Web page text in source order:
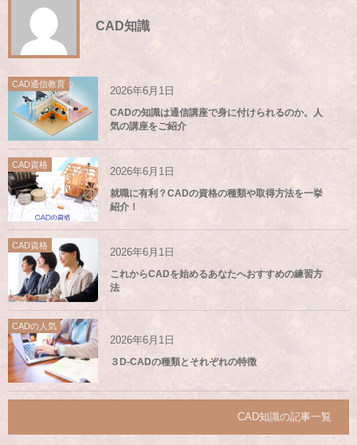
CAD知識
CAD通信教育
2026年6月1日
CADの知識は通信講座で身に付けられるのか。人
気の講座をご紹介
CAD資格
2026年6月1日
就職に有利？CADの資格の種類や取得方法を一挙
紹介！
CAD資格
2026年6月1日
これからCADを始めるあなたへおすすめの練習方
法
CADの人気
2026年6月1日
３D-CADの種類とそれぞれの特徴
CAD知識の記事一覧